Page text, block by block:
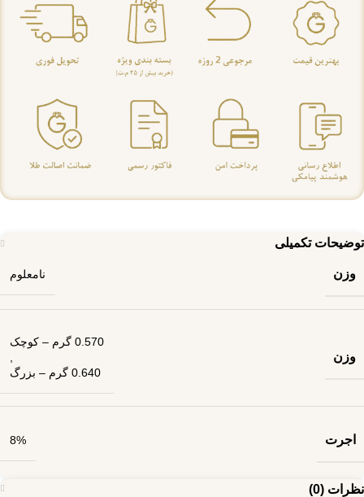
توضیحات تکمیلی
وزن نامعلوم
وزن
0.570 گرم – کوچک
0.640 گرم – بزرگ
اجرت 8%
نظرات (0)